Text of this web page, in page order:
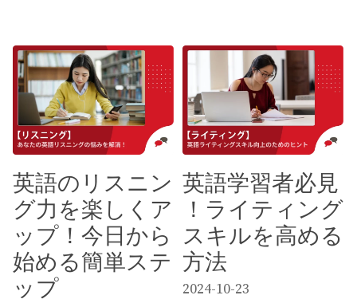
英語のリスニン
グ力を楽しくア
ップ！今日から
始める簡単ステ
ップ
英語学習者必見
！ライティング
スキルを高める
方法
2024-10-23